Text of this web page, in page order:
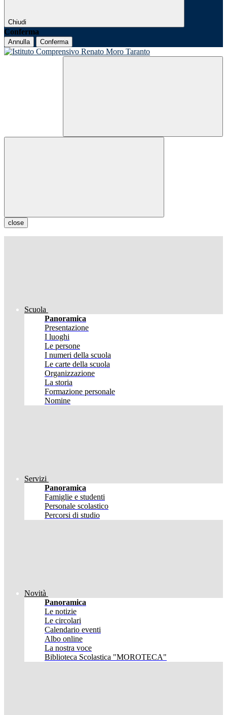
Chiudi
Conferma
Annulla Conferma
close
Scuola
Panoramica
Presentazione
I luoghi
Le persone
I numeri della scuola
Le carte della scuola
Organizzazione
La storia
Formazione personale
Nomine
Servizi
Panoramica
Famiglie e studenti
Personale scolastico
Percorsi di studio
Novità
Panoramica
Le notizie
Le circolari
Calendario eventi
Albo online
La nostra voce
Biblioteca Scolastica "MOROTECA"